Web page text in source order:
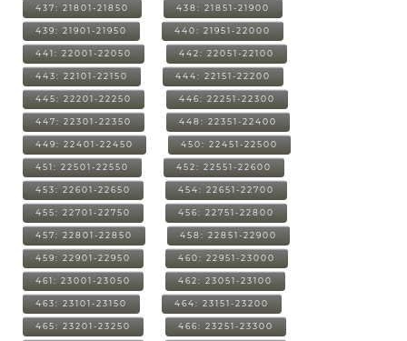
437: 21801-21850 438: 21851-21900
439: 21901-21950 440: 21951-22000
441: 22001-22050 442: 22051-22100
443: 22101-22150 444: 22151-22200
445: 22201-22250 446: 22251-22300
447: 22301-22350 448: 22351-22400
449: 22401-22450 450: 22451-22500
451: 22501-22550 452: 22551-22600
453: 22601-22650 454: 22651-22700
455: 22701-22750 456: 22751-22800
457: 22801-22850 458: 22851-22900
459: 22901-22950 460: 22951-23000
461: 23001-23050 462: 23051-23100
463: 23101-23150 464: 23151-23200
465: 23201-23250 466: 23251-23300